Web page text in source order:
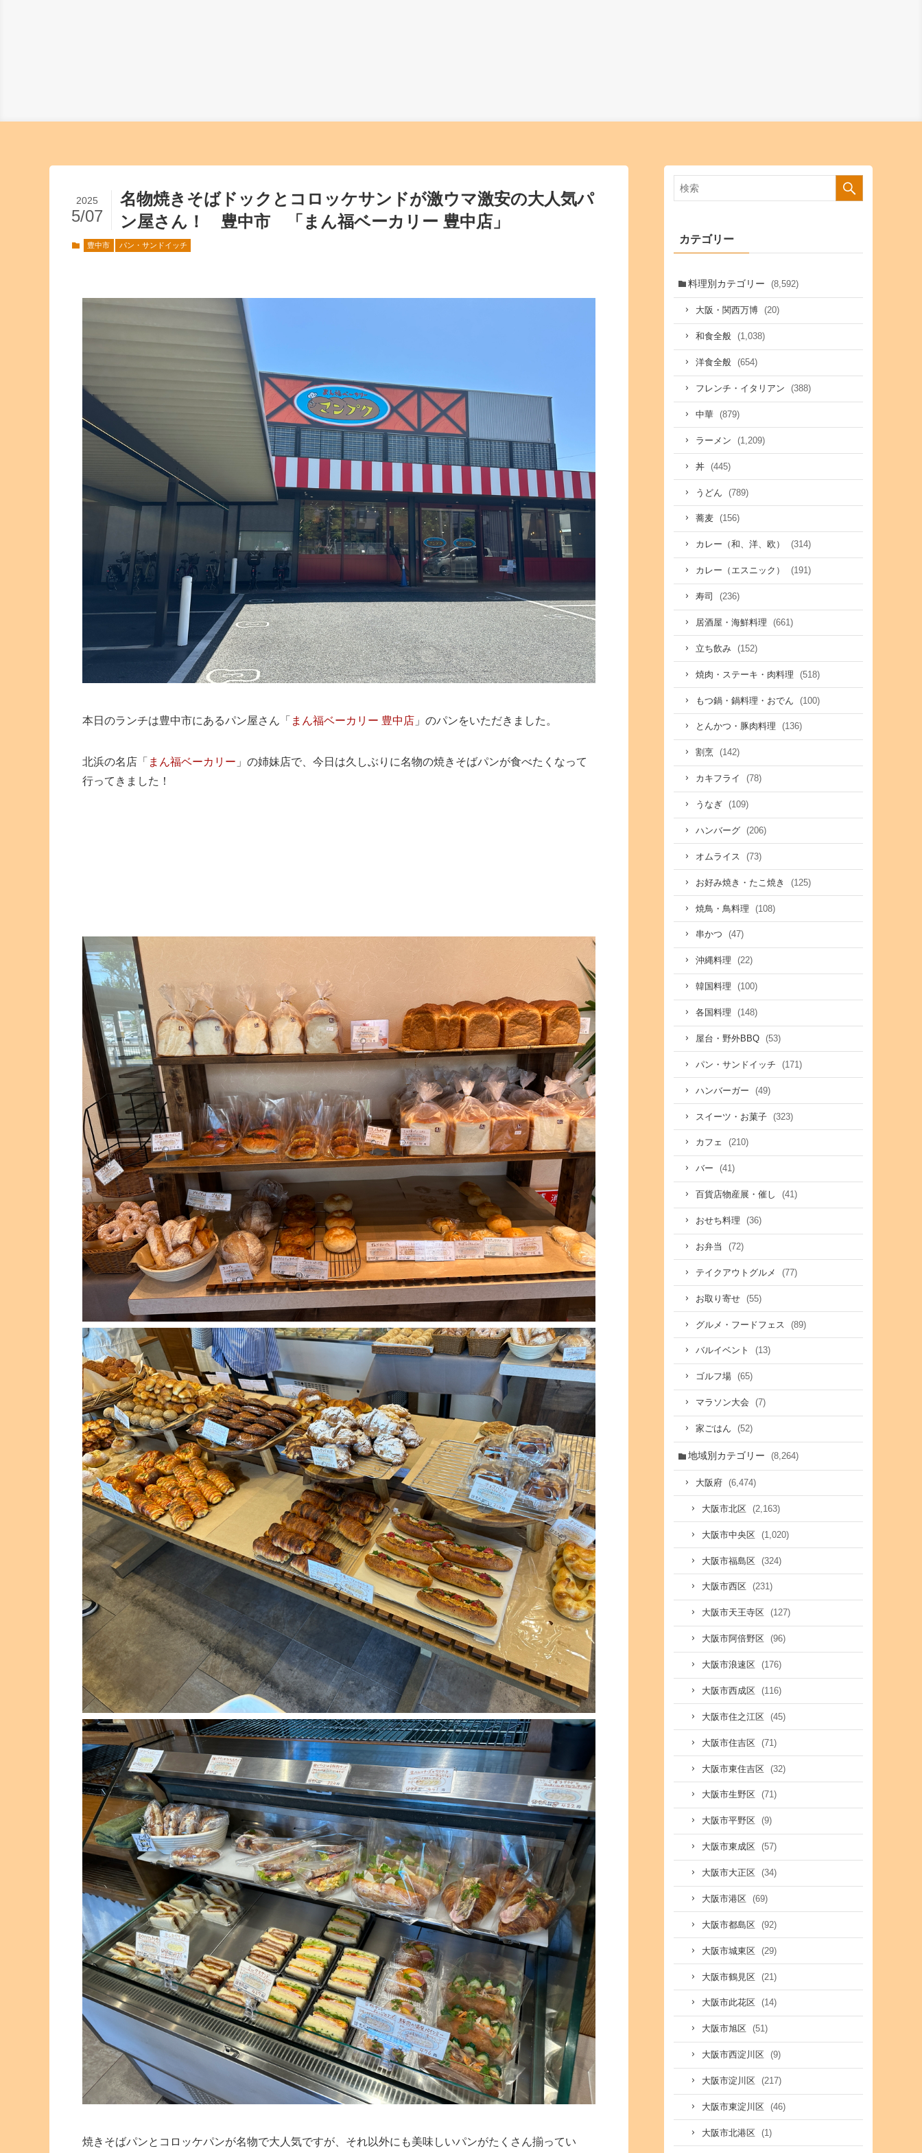
名物焼きそばドックとコロッケサンドが激ウマ激安の大人気パ
ン屋さん！ 豊中市 「まん福ベーカリー 豊中店」
2025
5/07
豊中市 パン・サンドイッチ
本日のランチは豊中市にあるパン屋さん「 まん福ベーカリー 豊中店 」のパンをいただきました。
北浜の名店「 まん福ベーカリー 」の姉妹店で、今日は久しぶりに名物の焼きそばパンが食べたくなって
行ってきました！
焼きそばパンとコロッケパンが名物で大人気ですが、それ以外にも美味しいパンがたくさん揃ってい
カテゴリー
料理別カテゴリー (8,592)
大阪・関西万博 (20)
和食全般 (1,038)
洋食全般 (654)
フレンチ・イタリアン (388)
中華 (879)
ラーメン (1,209)
丼 (445)
うどん (789)
蕎麦 (156)
カレー（和、洋、欧） (314)
カレー（エスニック） (191)
寿司 (236)
居酒屋・海鮮料理 (661)
立ち飲み (152)
焼肉・ステーキ・肉料理 (518)
もつ鍋・鍋料理・おでん (100)
とんかつ・豚肉料理 (136)
割烹 (142)
カキフライ (78)
うなぎ (109)
ハンバーグ (206)
オムライス (73)
お好み焼き・たこ焼き (125)
焼鳥・鳥料理 (108)
串かつ (47)
沖縄料理 (22)
韓国料理 (100)
各国料理 (148)
屋台・野外BBQ (53)
パン・サンドイッチ (171)
ハンバーガー (49)
スイーツ・お菓子 (323)
カフェ (210)
バー (41)
百貨店物産展・催し (41)
おせち料理 (36)
お弁当 (72)
テイクアウトグルメ (77)
お取り寄せ (55)
グルメ・フードフェス (89)
バルイベント (13)
ゴルフ場 (65)
マラソン大会 (7)
家ごはん (52)
地域別カテゴリー (8,264)
大阪府 (6,474)
大阪市北区 (2,163)
大阪市中央区 (1,020)
大阪市福島区 (324)
大阪市西区 (231)
大阪市天王寺区 (127)
大阪市阿倍野区 (96)
大阪市浪速区 (176)
大阪市西成区 (116)
大阪市住之江区 (45)
大阪市住吉区 (71)
大阪市東住吉区 (32)
大阪市生野区 (71)
大阪市平野区 (9)
大阪市東成区 (57)
大阪市大正区 (34)
大阪市港区 (69)
大阪市都島区 (92)
大阪市城東区 (29)
大阪市鶴見区 (21)
大阪市此花区 (14)
大阪市旭区 (51)
大阪市西淀川区 (9)
大阪市淀川区 (217)
大阪市東淀川区 (46)
大阪市北港区 (1)